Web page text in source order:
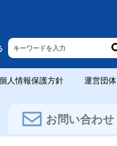
お問い合わせ
人情報保護方針 運営団体